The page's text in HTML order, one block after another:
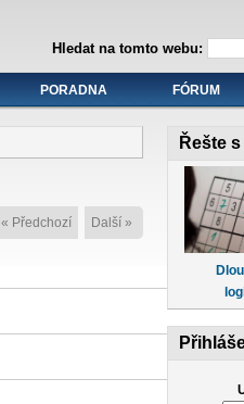
Hledat na tomto webu:
PORADNA FÓRUM
« Předchozí Další »
Řešte